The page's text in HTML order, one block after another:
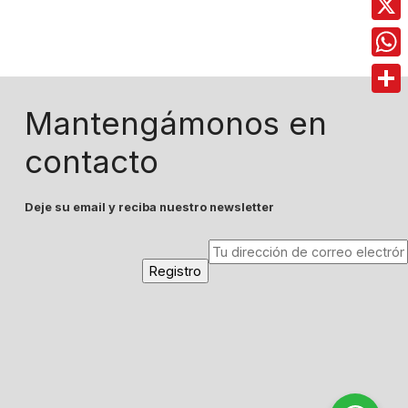
Mantengámonos en
contacto
Deje su email y reciba nuestro newsletter
X